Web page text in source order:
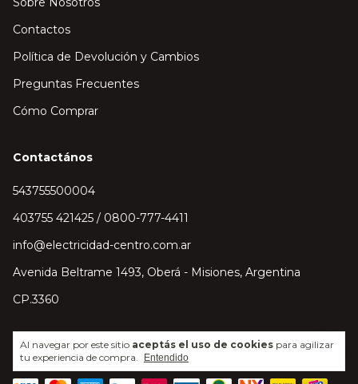
Al navegar por este sitio aceptás el uso de cookies para agilizar
tu experiencia de compra.
Entendido
Contactos
Política de Devolución y Cambios
Preguntas Frecuentes
Cómo Comprar
Contactános
543755500004
403755 421425 / 0800-777-4411
info@electricidad-centro.com.ar
Avenida Beltrame 1493, Oberá - Misiones, Argentina
CP.3360
Medios de pago